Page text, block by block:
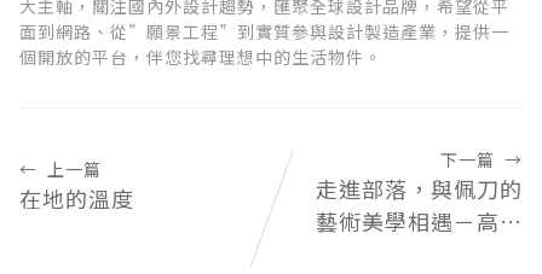
大主軸，關注國內外設計趨勢，匯聚全球設計品牌，希望從平
面到網路、從”願景工程”到實質參與設計製造產業，提供一
個開放的平台，伴您找尋理想中的生活物件。
← 上一篇
在地的溫度
下一篇 →
走進部落，與佩刀的
藝術美學相遇－高獻